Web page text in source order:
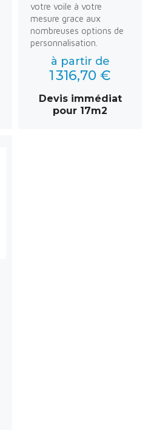
votre voile à votre
mesure grace aux
nombreuses options de
personnalisation.
à partir de
1 316,70 €
Devis immédiat
pour 17m2